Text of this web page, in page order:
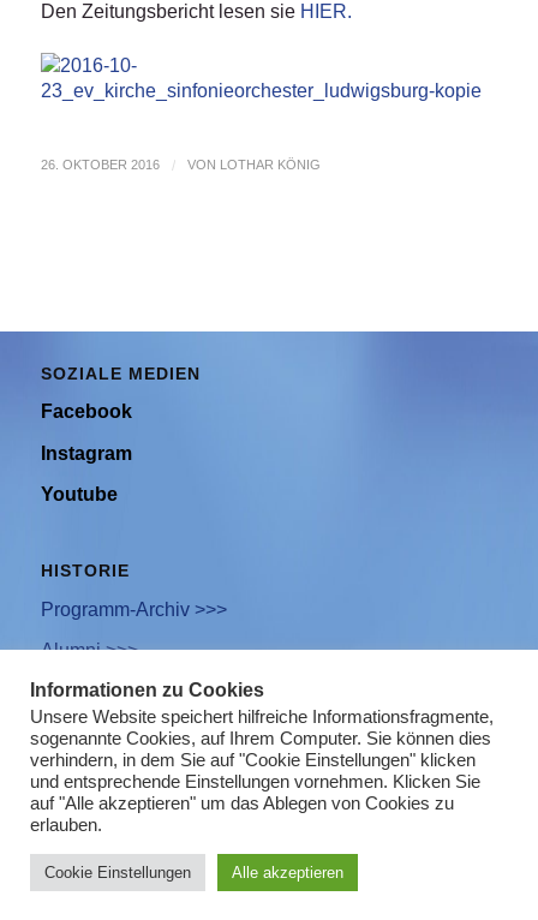
Den Zeitungsbericht lesen sie HIER.
26. OKTOBER 2016 / VON LOTHAR KÖNIG
SOZIALE MEDIEN
Facebook
Instagram
Youtube
HISTORIE
Programm-Archiv >>>
Alumni >>>
Newsletter Anmeldung
Impressum
Informationen zu Cookies
Unsere Website speichert hilfreiche Informationsfragmente,
sogenannte Cookies, auf Ihrem Computer. Sie können dies
verhindern, in dem Sie auf "Cookie Einstellungen" klicken
und entsprechende Einstellungen vornehmen. Klicken Sie
auf "Alle akzeptieren" um das Ablegen von Cookies zu
erlauben.
Cookie Einstellungen Alle akzeptieren